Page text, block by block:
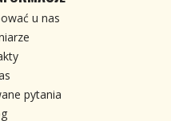
u nas
pytania